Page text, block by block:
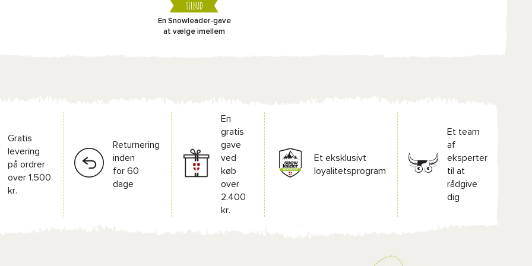
TILBUD
En Snowleader-gave
at vælge imellem
Gratis
levering
på ordrer
over 1.500
kr.
Returnering
inden
for 60
dage
En
gratis
gave
ved
køb
over
2.400
kr.
Et eksklusivt
loyalitetsprogram
Et team
af
eksperter
til at
rådgive
dig